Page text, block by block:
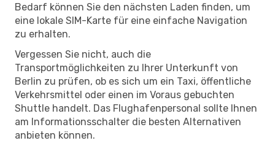
Bedarf können Sie den nächsten Laden finden, um
eine lokale SIM-Karte für eine einfache Navigation
zu erhalten.
Vergessen Sie nicht, auch die
Transportmöglichkeiten zu Ihrer Unterkunft von
Berlin zu prüfen, ob es sich um ein Taxi, öffentliche
Verkehrsmittel oder einen im Voraus gebuchten
Shuttle handelt. Das Flughafenpersonal sollte Ihnen
am Informationsschalter die besten Alternativen
anbieten können.